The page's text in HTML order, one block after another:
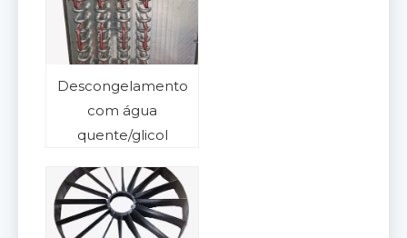
Descongelamento
com água
quente/glicol